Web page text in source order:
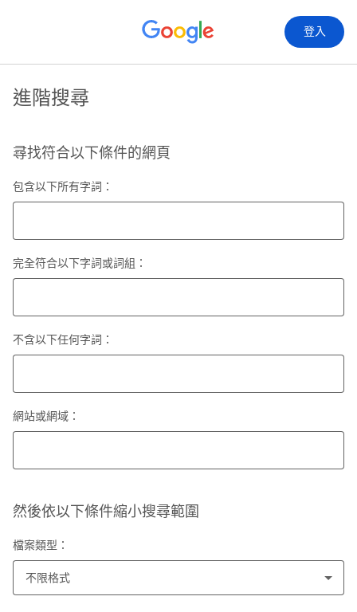
登入
進階搜尋
尋找符合以下條件的網頁
包含以下所有字詞：
完全符合以下字詞或詞組：
不含以下任何字詞：
網站或網域：
然後依以下條件縮小搜尋範圍
檔案類型：
不限格式